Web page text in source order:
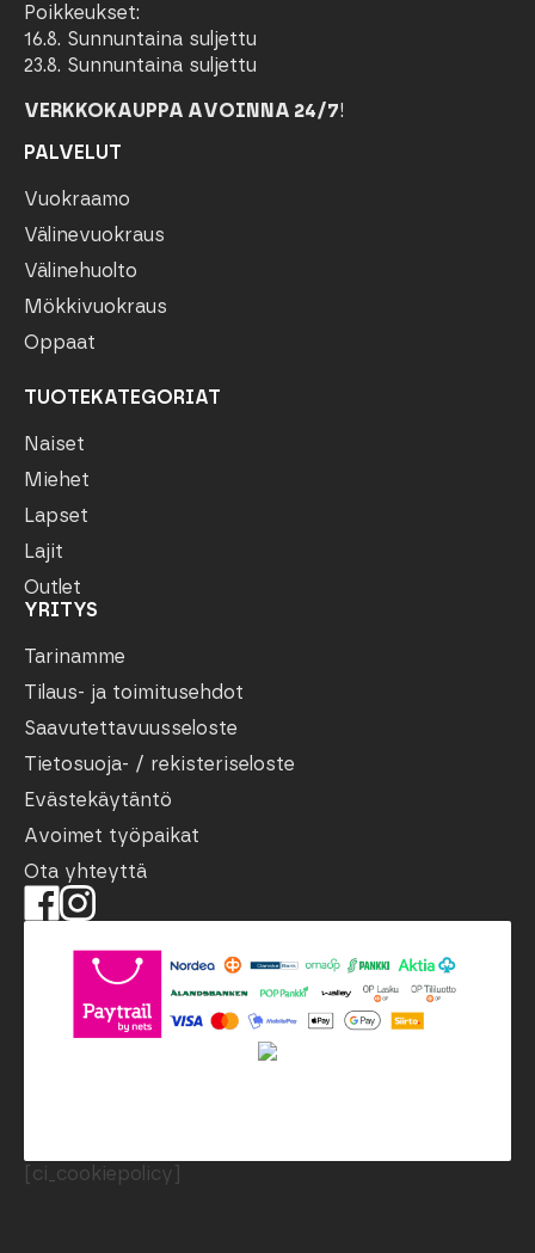
Poikkeukset:
16.8. Sunnuntaina suljettu
23.8. Sunnuntaina suljettu
VERKKOKAUPPA AVOINNA 24/7!
PALVELUT
Vuokraamo
Välinevuokraus
Välinehuolto
Mökkivuokraus
Oppaat
TUOTEKATEGORIAT
Naiset
Miehet
Lapset
Lajit
Outlet
YRITYS
Tarinamme
Tilaus- ja toimitusehdot
Saavutettavuusseloste
Tietosuoja- / rekisteriseloste
Evästekäytäntö
Avoimet työpaikat
Ota yhteyttä
[ci_cookiepolicy]